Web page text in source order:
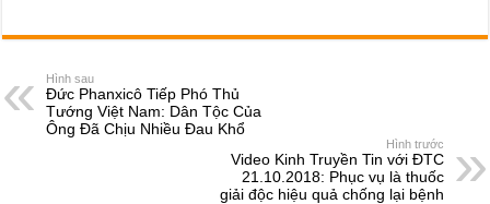
c
e
b
o
ss
n
g
at
s
A
p
e
d
s
er ail ar
Hình sau
Đức Phanxicô Tiếp Phó Thủ
Tướng Việt Nam: Dân Tộc Của
Ông Đã Chịu Nhiều Đau Khổ
Hình trước
Video Kinh Truyền Tin với ĐTC
21.10.2018: Phục vụ là thuốc
giải độc hiệu quả chống lại bệnh